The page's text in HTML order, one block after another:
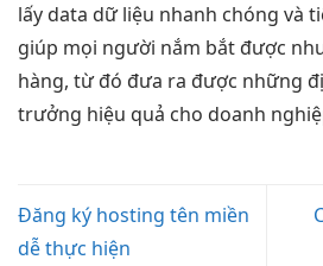
lấy data dữ liệu nhanh chóng và
giúp mọi người nắm bắt được
hàng, từ đó đưa ra được những
trưởng hiệu quả cho doanh
Đăng ký hosting tên miền
dễ thực hiện